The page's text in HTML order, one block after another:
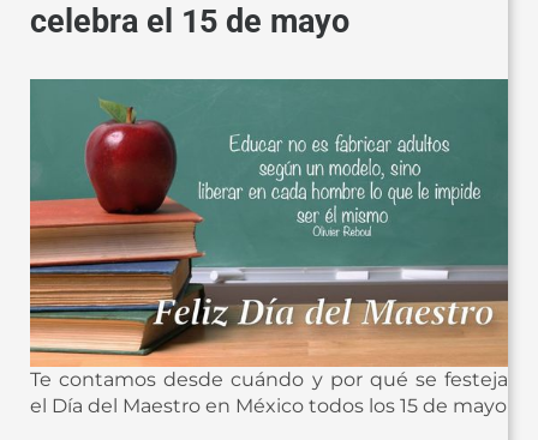
celebra el 15 de mayo
Te contamos desde cuándo y por qué se festeja
el Día del Maestro en México todos los 15 de mayo